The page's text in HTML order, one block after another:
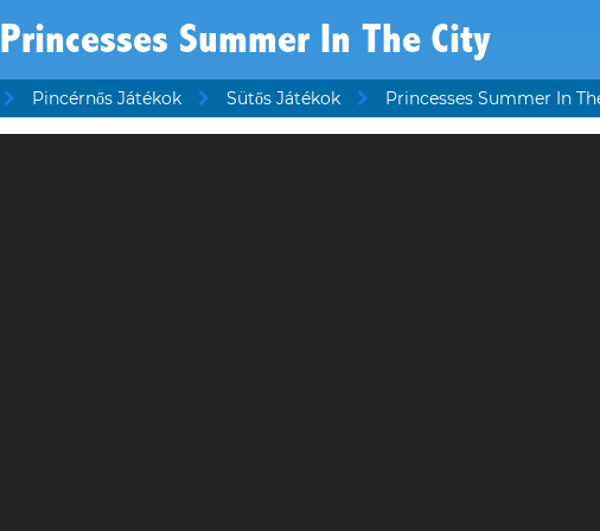
Princesses Summer In The City
Pincérnős Játékok Sütős Játékok Princesses Summer In